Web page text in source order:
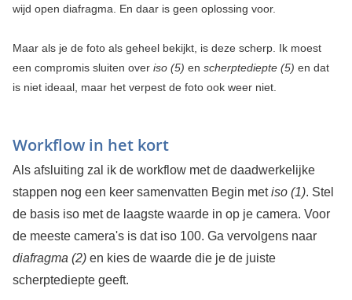
wijd open diafragma. En daar is geen oplossing voor.
Maar als je de foto als geheel bekijkt, is deze scherp. Ik moest
een compromis sluiten over iso (5) en scherptediepte (5) en dat
is niet ideaal, maar het verpest de foto ook weer niet.
Workflow in het kort
Als afsluiting zal ik de workflow met de daadwerkelijke
stappen nog een keer samenvatten Begin metiso (1). Stel
de basis iso met de laagste waarde in op je camera. Voor
de meeste camera's is dat iso 100. Ga vervolgens naar
diafragma (2)en kies de waarde die je de juiste
scherptediepte geeft.